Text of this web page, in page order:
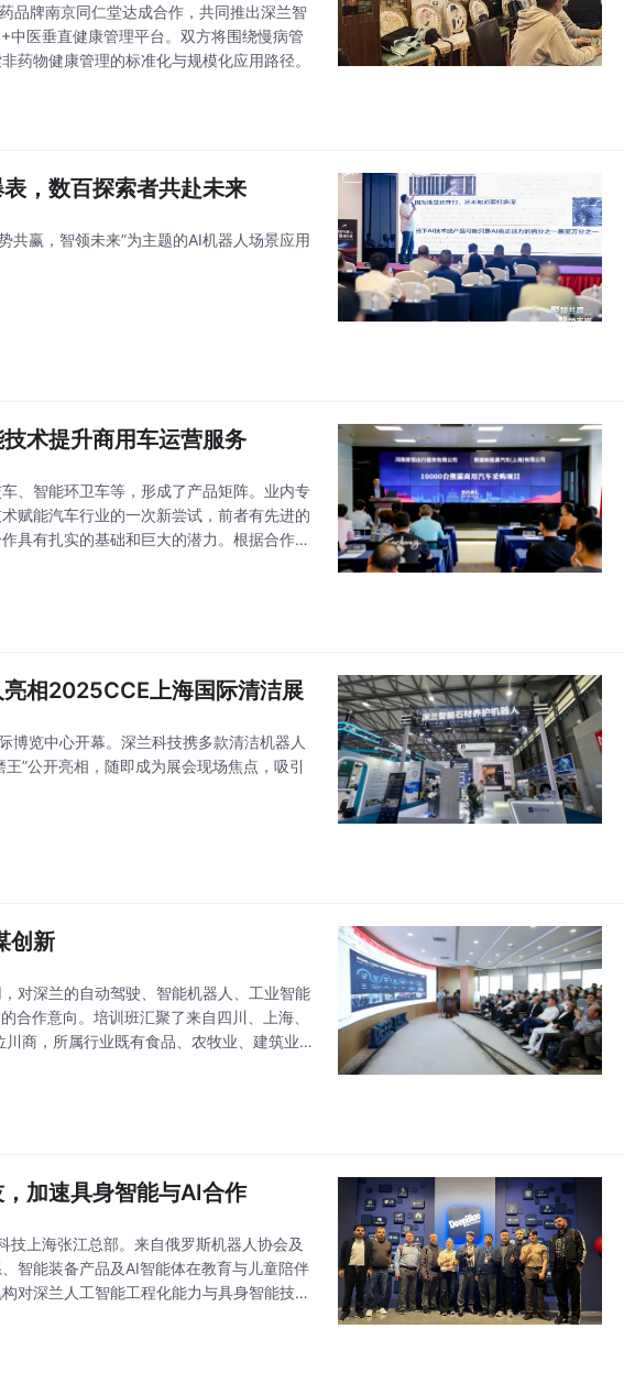
品牌南京同仁堂达成合作，共同推出深兰智
医垂直健康管理平台。双方将围绕慢病管
药物健康管理的标准化与规模化应用路径。
，数百探索者共赴未来
赢，智领未来”为主题的AI机器人场景应用
术提升商用车运营服务
、智能环卫车等，形成了产品矩阵。业内专
赋能汽车行业的一次新尝试，前者有先进的
具有扎实的基础和巨大的潜力。根据合作协
相2025CCE上海国际清洁展
博览中心开幕。深兰科技携多款清洁机器人
”公开亮相，随即成为展会现场焦点，吸引
创新
对深兰的自动驾驶、智能机器人、工业智能
合作意向。培训班汇聚了来自四川、上海、
商，所属行业既有食品、农牧业、建筑业、
加速具身智能与AI合作
上海张江总部。来自俄罗斯机器人协会及
智能装备产品及AI智能体在教育与儿童陪伴
对深兰人工智能工程化能力与具身智能技术